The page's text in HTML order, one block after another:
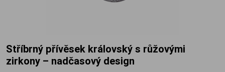
Stříbrný přívěsek královský s růžovými
zirkony – nadčasový design